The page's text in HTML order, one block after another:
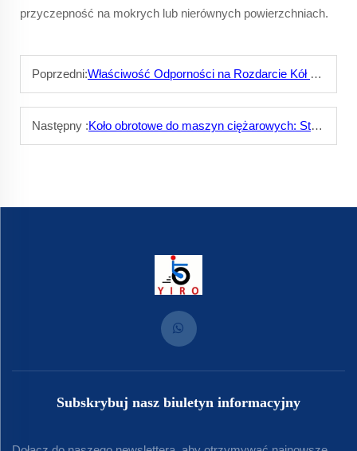
przyczepność na mokrych lub nierównych powierzchniach.
Poprzedni:Właściwość Odporności na Rozdarcie Kół z PCV: Długotrwała Wydajność
Następny :Koło obrotowe do maszyn ciężarowych: Stabilność w ruchu
Subskrybuj nasz biuletyn informacyjny